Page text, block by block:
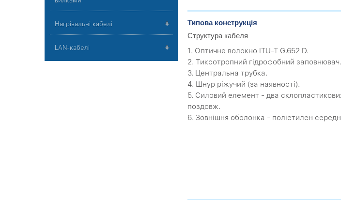
Нагрівальні кабелі
LAN-кабелі
Типова конструкція
Структура кабеля
1. Оптичне волокно ITU-T G.652 D.
2. Тиксотропний гідрофобний заповнювач.
3. Центральна трубка.
4. Шнур ріжучий (за наявності).
5. Силовий елемент - два
поздовж.
6. Зовнішня оболонка - поліетилен